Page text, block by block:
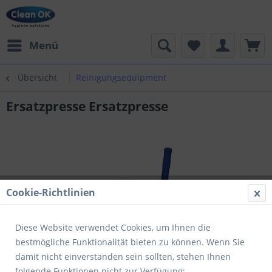
Menü
Übersicht Reinigungsequipment
Ersatzpresse Ersatzpresse
Cookie-Richtlinien
Diese Website verwendet Cookies, um Ihnen die
bestmögliche Funktionalität bieten zu können. Wenn Sie
damit nicht einverstanden sein sollten, stehen Ihnen